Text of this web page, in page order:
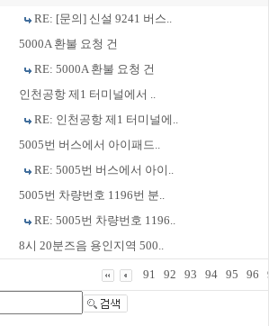
RE: [문의] 신설 9241 버스..
5000A 환불 요청 건
RE: 5000A 환불 요청 건
인천공항 제1 터미널에서 ..
RE: 인천공항 제1 터미널에..
5005번 버스에서 아이패드..
RE: 5005번 버스에서 아이..
5005번 차량번호 1196번 분..
RE: 5005번 차량번호 1196..
8시 20분즈음 용인지역 500..
91 92 93 94 95 96